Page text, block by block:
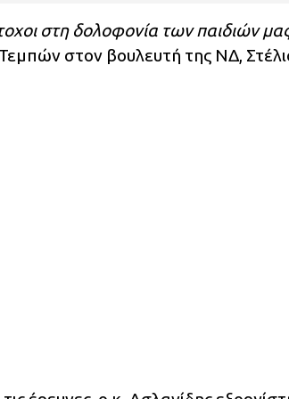
στη δολοφονία των παιδιών
στον βουλευτή της ΝΔ,